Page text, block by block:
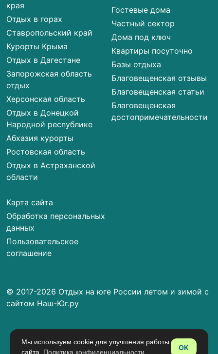
края
Отдых в горах
Ставропольский край
Курорты Крыма
Отдых в Дагестане
Запорожская область
отдых
Херсонская область
Отдых в Донецкой
Народной республике
Абхазия курорты
Ростовская область
Отдых в Астраханской
области
Карта сайта
Обработка персональных
данных
Пользовательское
соглашение
Гостевые дома
Частный сектор
Дома под ключ
Квартиры посуточно
Базы отдыха
Благовещенская отзывы
Благовещенская статьи
Благовещенская
достопримечательности
© 2017-2026 Отдых на юге России летом и зимой с
сайтом Наш-Юг.ру
Мы используем cookie для улучшения работы
сайта. Политика конфиденциальности
OK